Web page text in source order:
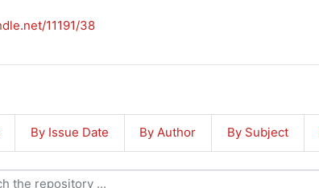
11191/38
By Issue Date By Author By Subject